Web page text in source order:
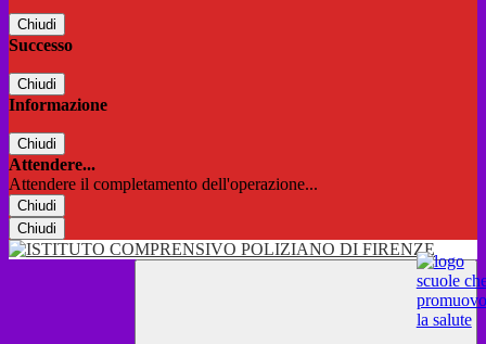
Chiudi
Successo
Chiudi
Informazione
Chiudi
Attendere...
Attendere il completamento dell'operazione...
Chiudi
Chiudi